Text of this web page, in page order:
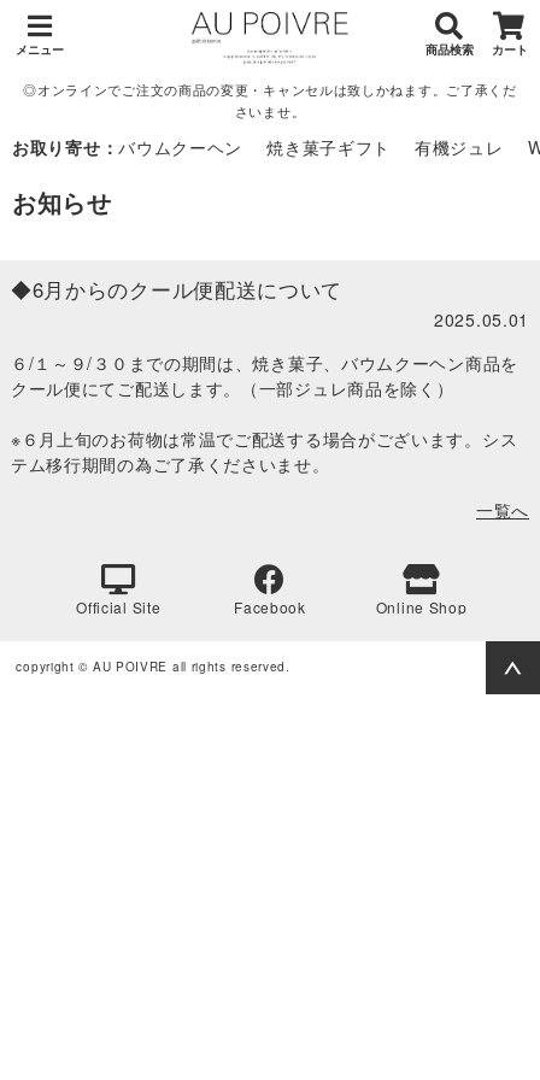
メニュー
◎オンラインでご注文の商品の変更・キャンセルは致しかねます。ご了承くだ
さいませ。
商品検索 カート
お取り寄せ：バウムクーヘン 焼き菓子ギフト 有機ジュレ
お知らせ
◆6月からのクール便配送について
2025.05.01
６/１～９/３０までの期間は、焼き菓子、バウムクーヘン商品を
クール便にてご配送します。（一部ジュレ商品を除く）
※６月上旬のお荷物は常温でご配送する場合がございます。シス
テム移行期間の為ご了承くださいませ。
一覧へ
Official Site Facebook Online Shop
copyright © AU POIVRE all rights reserved.